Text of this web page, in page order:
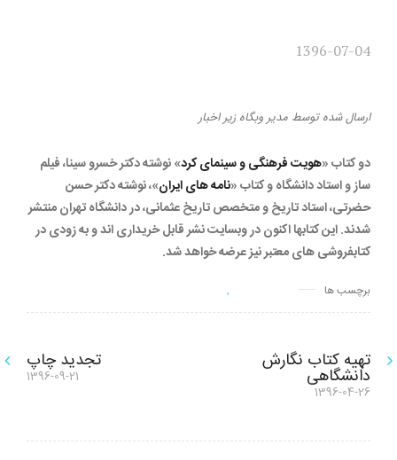
1396-07-04
ارسال شدهتوسط مدیر وبگاه زیراخبار
دو کتاب «هویت فرهنگی و سینمای کرد» نوشته دکتر خسرو سینا، فیلم
ساز و استاد دانشگاه و کتاب «نامه های ایران»، نوشته دکتر حسن
حضرتی، استاد تاریخ و متخصص تاریخ عثمانی، در دانشگاه تهران منتشر
شدند. این کتابها اکنون در وبسایت نشر قابل خریداری اند و به زودی در
کتابفروشی های معتبر نیز عرضه خواهد شد.
برچسب ها ,
راهبری
نوشته
تهیه کتاب نگارش
دانشگاهی
نوشته
1396-04-26
تجدید چاپ
1396-09-21